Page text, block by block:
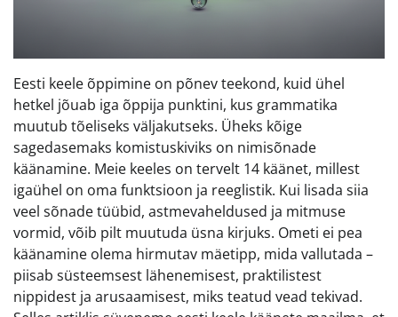
Eesti keele õppimine on põnev teekond, kuid ühel
hetkel jõuab iga õppija punktini, kus grammatika
muutub tõeliseks väljakutseks. Üheks kõige
sagedasemaks komistuskiviks on nimisõnade
käänamine. Meie keeles on tervelt 14 käänet, millest
igaühel on oma funktsioon ja reeglistik. Kui lisada siia
veel sõnade tüübid, astmevaheldused ja mitmuse
vormid, võib pilt muutuda üsna kirjuks. Ometi ei pea
käänamine olema hirmutav mäetipp, mida vallutada –
piisab süsteemsest lähenemisest, praktilistest
nippidest ja arusaamisest, miks teatud vead tekivad.